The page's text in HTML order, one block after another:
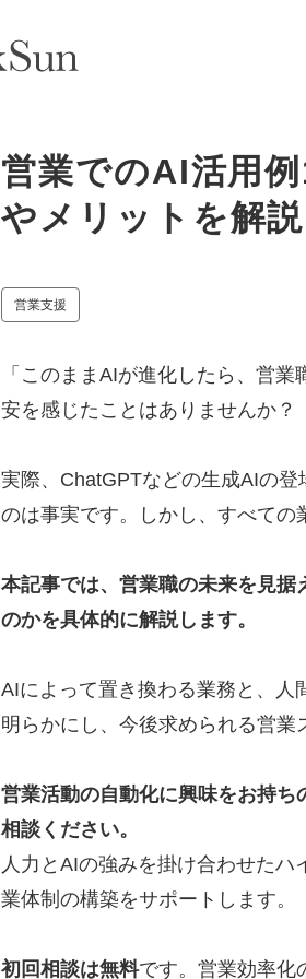
営業でのAI活用
やメリットを解説
営業支援
「このままAIが進化したら、営
安を感じたことはありませんか？
実際、ChatGPTなどの生成AIの
のは事実です。しかし、すべて
本記事では、営業職の未来を見
のかを具体的に解説します。
AIによって置き換わる業務と、人
明らかにし、今後求められる営
営業活動の自動化に興味をお持ち
相談ください。
人力とAIの強みを掛け合わせた
業体制の構築をサポートします。
初回相談は無料です。営業効率化